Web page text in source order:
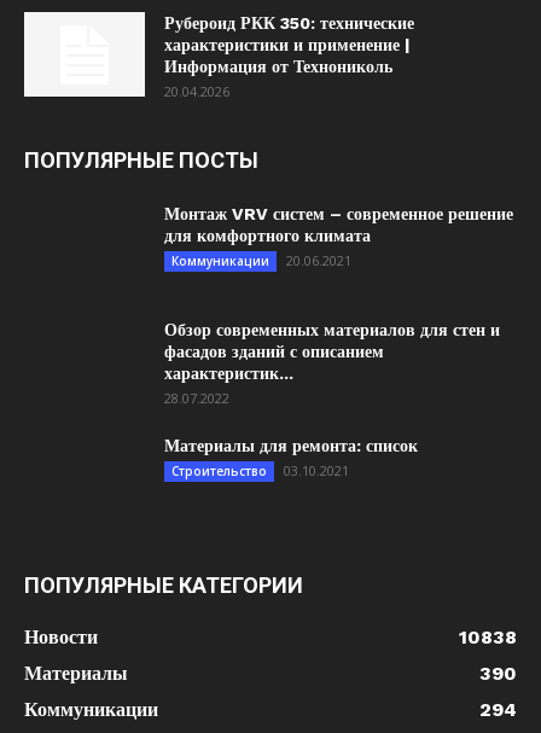
Рубероид РКК 350: технические
характеристики и применение |
Информация от Технониколь
20.04.2026
ПОПУЛЯРНЫЕ ПОСТЫ
Монтаж VRV систем – современное решение
для комфортного климата
Коммуникации 20.06.2021
Обзор современных материалов для стен и
фасадов зданий с описанием
характеристик...
28.07.2022
Материалы для ремонта: список
Строительство 03.10.2021
ПОПУЛЯРНЫЕ КАТЕГОРИИ
Новости
10838
Материалы
390
Коммуникации
294